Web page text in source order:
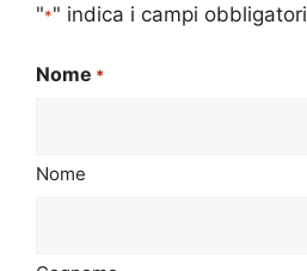
"*" indica i campi obbligatori
Nome *
Nome